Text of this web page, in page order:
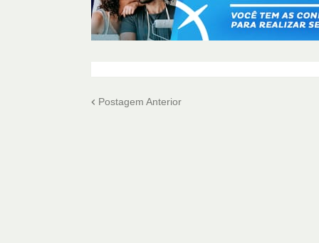
Postagem Anterior